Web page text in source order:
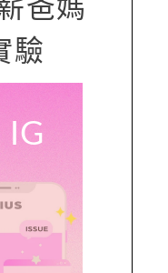
爸媽
驗
IG